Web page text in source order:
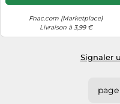
Fnac.com (Marketplace)
Livraison à 3,99 €
Signaler